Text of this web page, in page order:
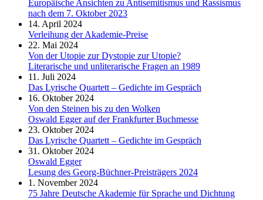
Europäische Ansichten zu Antisemitismus und Rassismus
nach dem 7. Oktober 2023
14. April 2024
Verleihung der Akademie-Preise
22. Mai 2024
Von der Utopie zur Dystopie zur Utopie?
Literarische und unliterarische Fragen an 1989
11. Juli 2024
Das Lyrische Quartett – Gedichte im Gespräch
16. Oktober 2024
Von den Steinen bis zu den Wolken
Oswald Egger auf der Frankfurter Buchmesse
23. Oktober 2024
Das Lyrische Quartett – Gedichte im Gespräch
31. Oktober 2024
Oswald Egger
Lesung des Georg-Büchner-Preisträgers 2024
1. November 2024
75 Jahre Deutsche Akademie für Sprache und Dichtung